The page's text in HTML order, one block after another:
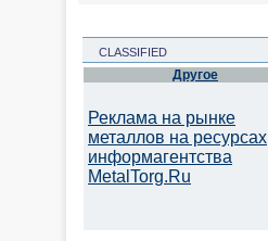
CLASSIFIED
Другое
Реклама на рынке
металлов на ресурсах
информагентства
MetalTorg.Ru